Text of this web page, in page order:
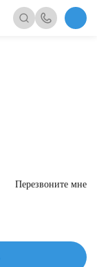
Перезвоните мне